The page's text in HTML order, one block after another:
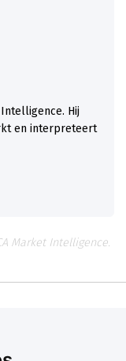
Hij
en interpreteert
Market Intelligence.